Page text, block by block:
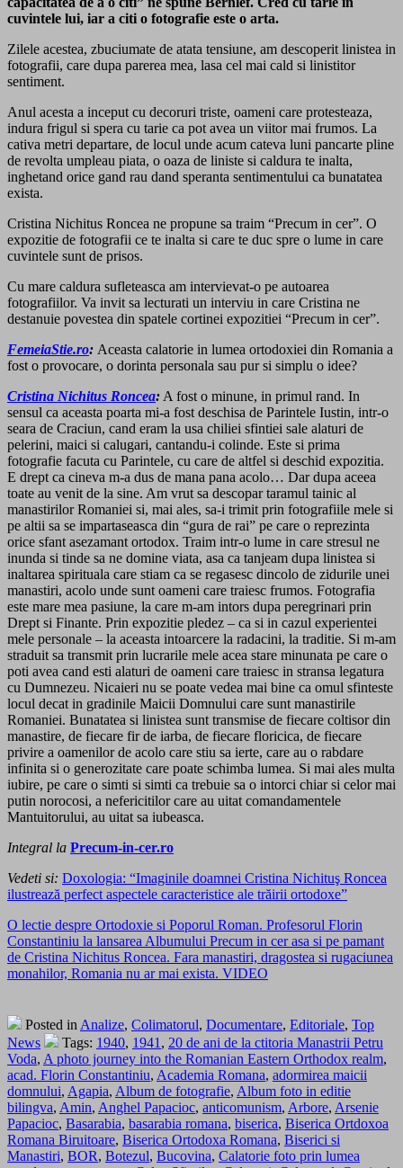
cuvintele lui, iar a citi o fotografie este o arta.
Zilele acestea, zbuciumate de atata tensiune, am descoperit linistea in
fotografii, care dupa parerea mea, lasa cel mai cald si linistitor
sentiment.
Anul acesta a inceput cu decoruri triste, oameni care protesteaza,
indura frigul si spera cu tarie ca pot avea un viitor mai frumos. La
cativa metri departare, de locul unde acum cateva luni pancarte pline
de revolta umpleau piata, o oaza de liniste si caldura te inalta,
inghetand orice gand rau dand speranta sentimentului ca bunatatea
exista.
Cristina Nichitus Roncea ne propune sa traim “Precum in cer”. O
expozitie de fotografii ce te inalta si care te duc spre o lume in care
cuvintele sunt de prisos.
Cu mare caldura sufleteasca am intervievat-o pe autoarea
fotografiilor. Va invit sa lecturati un interviu in care Cristina ne
destanuie povestea din spatele cortinei expozitiei “Precum in cer”.
FemeiaStie.ro: Aceasta calatorie in lumea ortodoxiei din Romania a
fost o provocare, o dorinta personala sau pur si simplu o idee?
Cristina Nichitus Roncea: A fost o minune, in primul rand. In
sensul ca aceasta poarta mi-a fost deschisa de Parintele Iustin, intr-o
seara de Craciun, cand eram la usa chiliei sfintiei sale alaturi de
pelerini, maici si calugari, cantandu-i colinde. Este si prima
fotografie facuta cu Parintele, cu care de altfel si deschid expozitia.
E drept ca cineva m-a dus de mana pana acolo… Dar dupa aceea
toate au venit de la sine. Am vrut sa descopar taramul tainic al
manastirilor Romaniei si, mai ales, sa-i trimit prin fotografiile mele si
pe altii sa se impartaseasca din “gura de rai” pe care o reprezinta
orice sfant asezamant ortodox. Traim intr-o lume in care stresul ne
inunda si tinde sa ne domine viata, asa ca tanjeam dupa linistea si
inaltarea spirituala care stiam ca se regasesc dincolo de zidurile unei
manastiri, acolo unde sunt oameni care traiesc frumos. Fotografia
este mare mea pasiune, la care m-am intors dupa peregrinari prin
Drept si Finante. Prin expozitie pledez – ca si in cazul experientei
mele personale – la aceasta intoarcere la radacini, la traditie. Si m-am
straduit sa transmit prin lucrarile mele acea stare minunata pe care o
poti avea cand esti alaturi de oameni care traiesc in stransa legatura
cu Dumnezeu. Nicaieri nu se poate vedea mai bine ca omul sfinteste
locul decat in gradinile Maicii Domnului care sunt manastirile
Romaniei. Bunatatea si linistea sunt transmise de fiecare coltisor din
manastire, de fiecare fir de iarba, de fiecare floricica, de fiecare
privire a oamenilor de acolo care stiu sa ierte, care au o rabdare
infinita si o generozitate care poate schimba lumea. Si mai ales multa
iubire, pe care o simti si simti ca trebuie sa o intorci chiar si celor mai
putin norocosi, a nefericitilor care au uitat comandamentele
Mantuitorului, au uitat sa iubeasca.
Integral la Precum-in-cer.ro
Vedeti si: Doxologia: “Imaginile doamnei Cristina Nichituş Roncea
ilustrează perfect aspectele caracteristice ale trăirii ortodoxe”
O lectie despre Ortodoxie si Poporul Roman. Profesorul Florin
Constantiniu la lansarea Albumului Precum in cer asa si pe pamant
de Cristina Nichitus Roncea. Fara manastiri, dragostea si rugaciunea
monahilor, Romania nu ar mai exista. VIDEO
Posted in Analize, Colimatorul, Documentare, Editoriale, Top
News
Tags: 1940, 1941 , 20 de ani de la ctitoria Manastrii Petru
Voda, A photo journey into the Romanian Eastern Orthodox realm,
acad. Florin Constantiniu, Academia Romana, adormirea maicii
domnului, Agapia, Album de fotografie, Album foto in editie
bilingva, Amin, Anghel Papacioc, anticomunism, Arbore, Arsenie
Papacioc, Basarabia, basarabia romana, biserica, Biserica Ortdoxoa
Romana Biruitoare, Biserica Ortodoxa Romana, Biserici si
Manastiri, BOR, Botezul, Bucovina, Calatorie foto prin lumea